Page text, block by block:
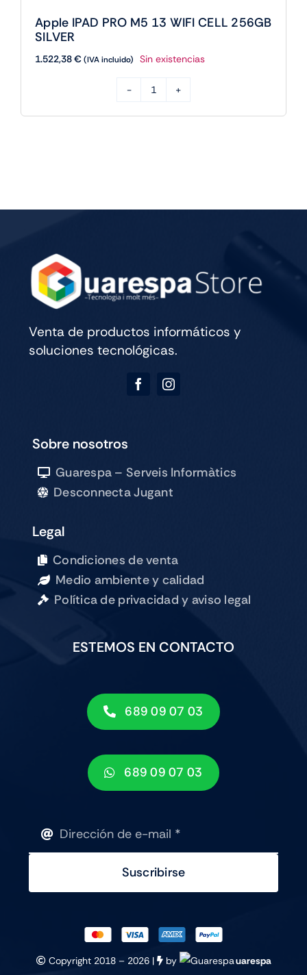
Apple IPAD PRO M5 13 WIFI CELL 256GB
SILVER
1.522,38€(IVA incluido) Sin existencias
IPAD
CELL
Venta de productos informáticos y
soluciones tecnológicas.
Sobre nosotros
Guarespa – Serveis Informàtics
Desconnecta Jugant
Legal
Condiciones de venta
Medio ambiente y calidad
Política de privacidad y aviso legal
ESTEMOS EN CONTACTO
689 09 07 03
689 09 07 03
Suscribirse
Copyright 2018 – 2026 | by uarespa